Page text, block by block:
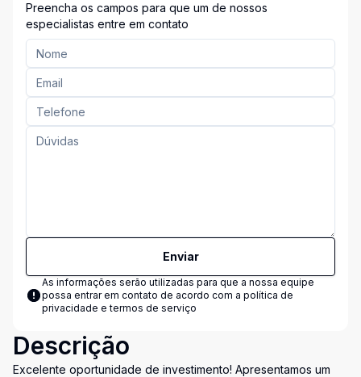
Preencha os campos para que um de nossos
especialistas entre em contato
Enviar
As informações serão utilizadas para que a nossa equipe
possa entrar em contato de acordo com a política de
privacidade e termos de serviço
Descrição
Excelente oportunidade de investimento! Apresentamos um